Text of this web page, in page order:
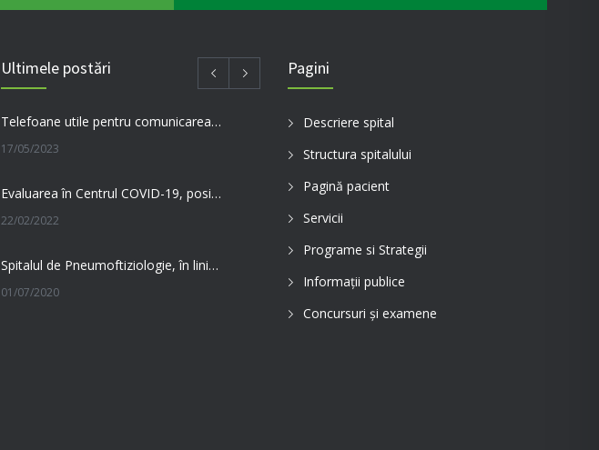
Ultimele postări
Telefoane utile pentru comunicarea cu aparținătorii pacienților internați în spitalul nostru
17/05/2023
Evaluarea în Centrul COVID-19, posibilă doar în primele 5 zile de la pozitivare
22/02/2022
Spitalul de Pneumoftiziologie, în linia întâi pentru tratarea pacienților cu Covid
01/07/2020
Pagini
Descriere spital
Structura spitalului
Pagină pacient
Servicii
Programe si Strategii
Informații publice
Concursuri și examene